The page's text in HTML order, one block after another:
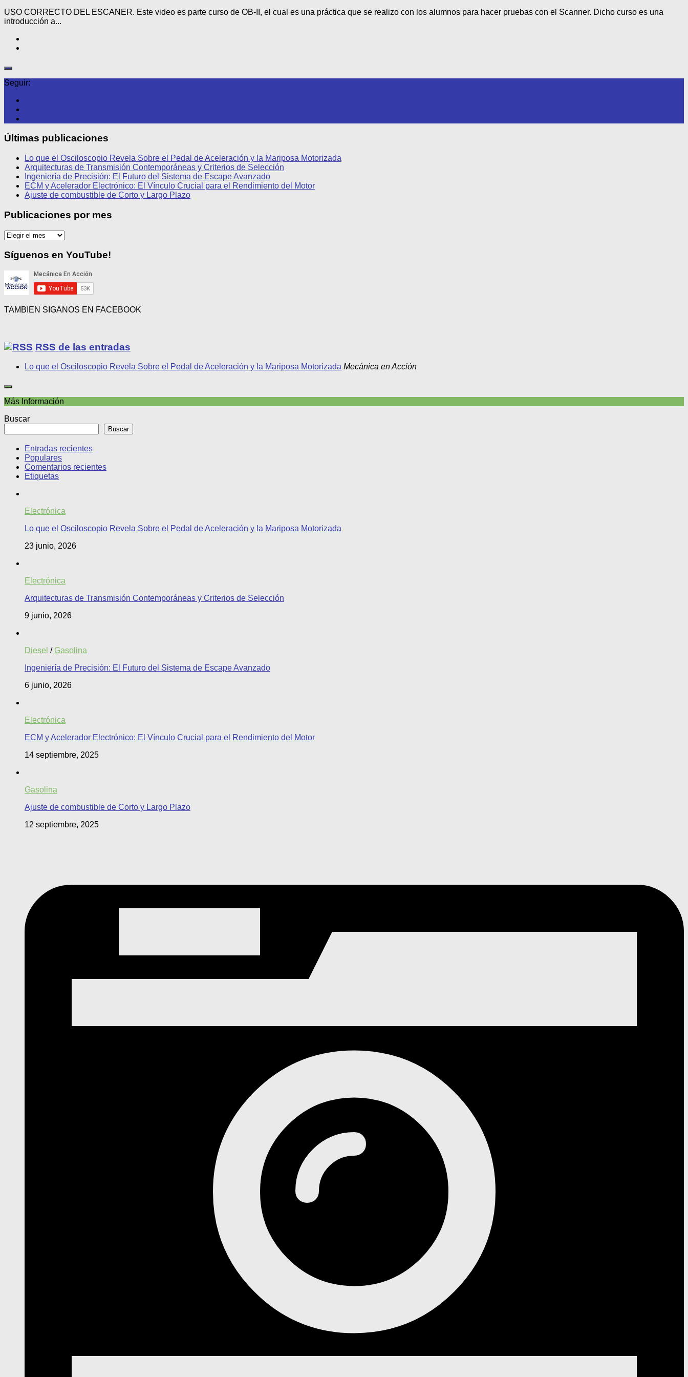
USO CORRECTO DEL ESCANER. Este video es parte curso de OB-II, el cual es una práctica que se realizo con los alumnos para hacer pruebas con el Scanner. Dicho curso es una
introducción a...
Seguir:
Últimas publicaciones
Lo que el Osciloscopio Revela Sobre el Pedal de Aceleración y la Mariposa Motorizada
Arquitecturas de Transmisión Contemporáneas y Criterios de Selección
Ingeniería de Precisión: El Futuro del Sistema de Escape Avanzado
ECM y Acelerador Electrónico: El Vínculo Crucial para el Rendimiento del Motor
Ajuste de combustible de Corto y Largo Plazo
Publicaciones por mes
Publicaciones
mes
Síguenos en YouTube!
TAMBIEN SIGANOS EN FACEBOOK
RSS de las entradas
Lo que el Osciloscopio Revela Sobre el Pedal de Aceleración y la Mariposa Motorizada Mecánica en Acción
Más Información
Buscar
Buscar
Entradas recientes
Populares
Comentarios recientes
Etiquetas
Electrónica
Lo que el Osciloscopio Revela Sobre el Pedal de Aceleración y la Mariposa Motorizada
23 junio, 2026
Electrónica
Arquitecturas de Transmisión Contemporáneas y Criterios de Selección
9 junio, 2026
Diesel / Gasolina
Ingeniería de Precisión: El Futuro del Sistema de Escape Avanzado
6 junio, 2026
Electrónica
ECM y Acelerador Electrónico: El Vínculo Crucial para el Rendimiento del Motor
14 septiembre, 2025
Gasolina
Ajuste de combustible de Corto y Largo Plazo
12 septiembre, 2025